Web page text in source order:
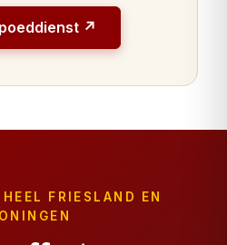
↗
FRIESLAND EN